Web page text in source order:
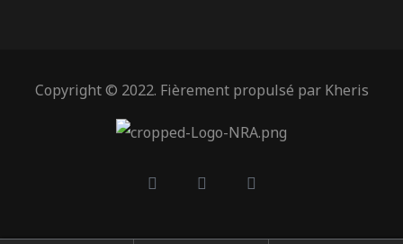
Copyright © 2022. Fièrement propulsé par Kheris